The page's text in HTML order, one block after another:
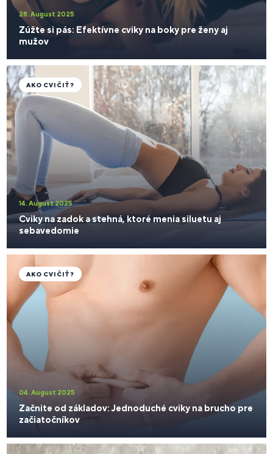
28. August 2025
Zúžte si pás: Efektívne cviky na boky pre ženy aj
mužov
14. August 2025
Cviky na zadok a stehná, ktoré menia siluetu aj
sebavedomie
AKO CVIČIŤ?
04. August 2025
Začnite od základov: Jednoduché cviky na brucho pre
začiatočníkov
AKO CVIČIŤ?